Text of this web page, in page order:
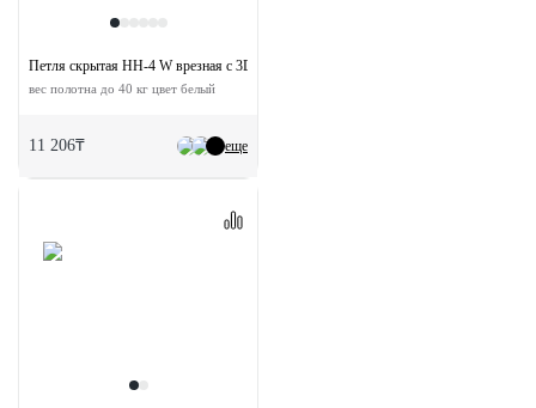
еще
Петля скрытая HH-4 W врезная с 3D-регулировкой
вес полотна до 40 кг цвет белый
11 206₸